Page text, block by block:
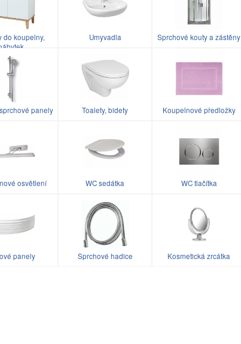
do koupelny,
Umyvadla Sprchové kouty a zástěny
panely Toalety, bidety Koupelnové předložky
osvětlení WC sedátka WC tlačítka
panely Sprchové hadice Kosmetická zrcátka